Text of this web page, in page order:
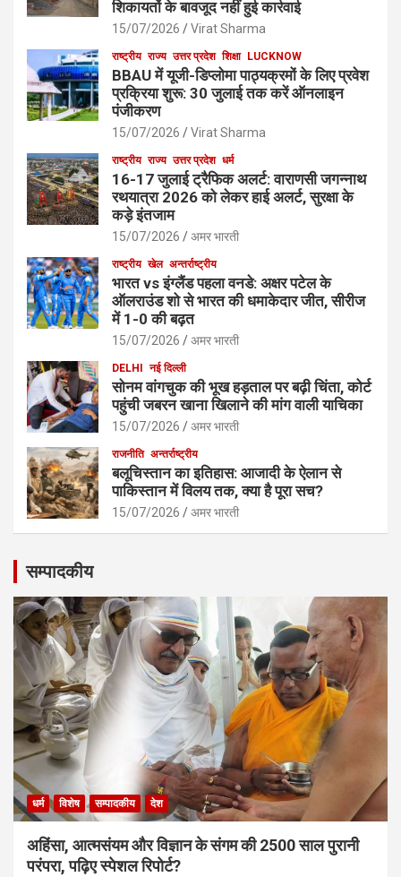
शिकायतों के बावजूद नहीं हुई कार्रवाई
15/07/2026 Virat Sharma
राष्ट्रीय राज्य उत्तर प्रदेश शिक्षा LUCKNOW
BBAU में यूजी-डिप्लोमा पाठ्यक्रमों के लिए प्रवेश
प्रक्रिया शुरू: 30 जुलाई तक करें ऑनलाइन
पंजीकरण
15/07/2026 Virat Sharma
राष्ट्रीय राज्य उत्तर प्रदेश धर्म
16-17 जुलाई ट्रैफिक अलर्ट: वाराणसी जगन्नाथ
रथयात्रा 2026 को लेकर हाई अलर्ट, सुरक्षा के
कड़े इंतजाम
15/07/2026 अमर भारती
राष्ट्रीय खेल अन्तर्राष्ट्रीय
भारत vs इंग्लैंड पहला वनडे: अक्षर पटेल के
ऑलराउंड शो से भारत की धमाकेदार जीत, सीरीज
में 1-0 की बढ़त
15/07/2026 अमर भारती
DELHI नई दिल्ली
सोनम वांगचुक की भूख हड़ताल पर बढ़ी चिंता, कोर्ट
पहुंची जबरन खाना खिलाने की मांग वाली याचिका
15/07/2026 अमर भारती
राजनीति अन्तर्राष्ट्रीय
बलूचिस्तान का इतिहास: आजादी के ऐलान से
पाकिस्तान में विलय तक, क्या है पूरा सच?
15/07/2026 अमर भारती
सम्पादकीय
धर्म विशेष सम्पादकीय देश
अहिंसा, आत्मसंयम और विज्ञान के संगम की 2500 साल पुरानी
परंपरा, पढ़िए स्पेशल रिपोर्ट?